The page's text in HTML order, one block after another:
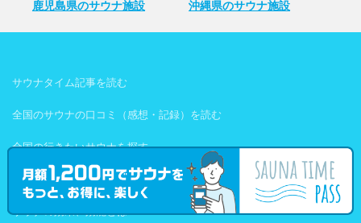
鹿児島県のサウナ施設 沖縄県のサウナ施設
サウナタイム記事を読む
全国のサウナの口コミ（感想・記録）を読む
全国の行きたいサウナを探す
サウナの正しい入り方入門編
サウナの効果、効能とは？